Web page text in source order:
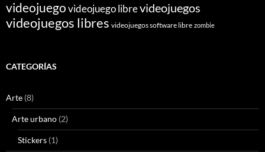
videojuegovideojuego librevideojuegos
videojuegos libres videojuegos software libre zombie
CATEGORÍAS
Arte (8)
Arte urbano (2)
Stickers (1)